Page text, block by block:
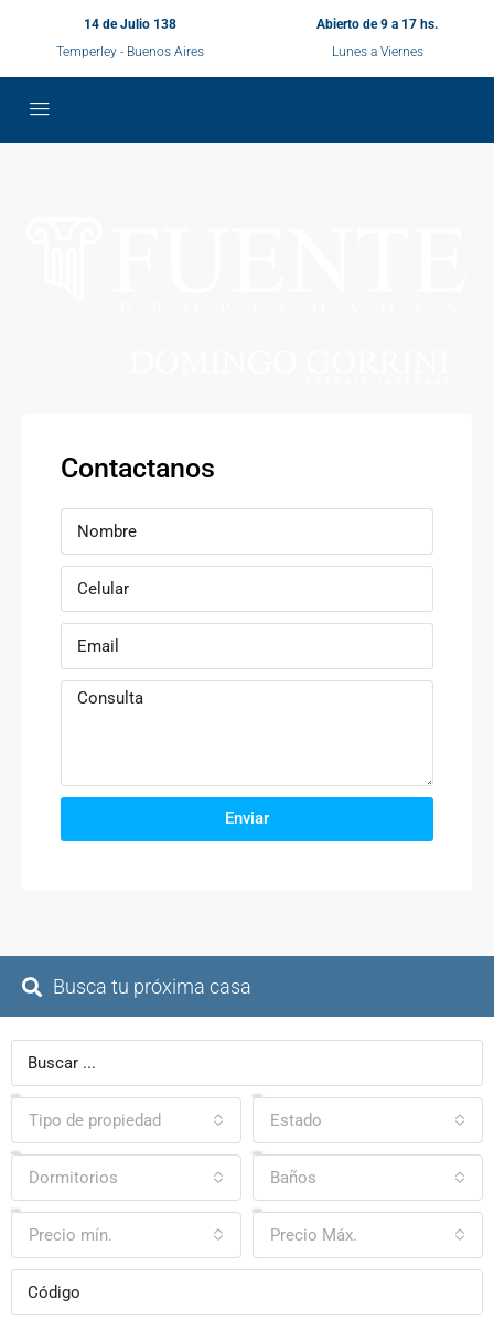
14 de Julio 138
Temperley - Buenos Aires
Abierto de 9 a 17 hs.
Lunes a Viernes
Contactanos
Enviar
Busca tu próxima casa
Tipo de propiedad Estado
Dormitorios Baños
Precio mín. Precio Máx.